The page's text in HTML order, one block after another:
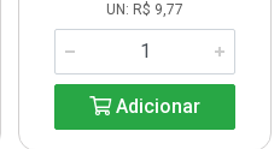
UN: R$ 9,77
Adicionar